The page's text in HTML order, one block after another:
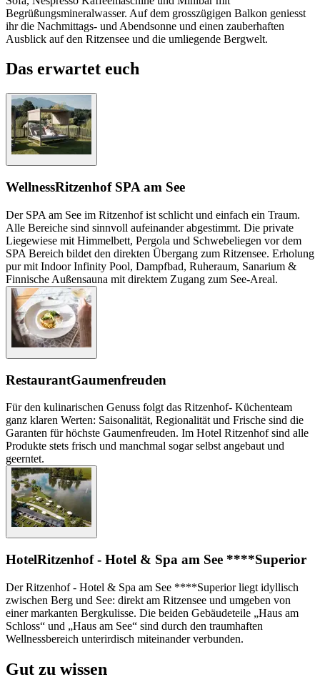
Begrüßungsmineralwasser. Auf dem grosszügigen Balkon geniesst
ihr die Nachmittags- und Abendsonne und einen zauberhaften
Ausblick auf den Ritzensee und die umliegende Bergwelt.
Das erwartet euch
WellnessRitzenhof SPA am See
Der SPA am See im Ritzenhof ist schlicht und einfach ein Traum.
Alle Bereiche sind sinnvoll aufeinander abgestimmt. Die private
Liegewiese mit Himmelbett, Pergola und Schwebeliegen vor dem
SPA Bereich bildet den direkten Übergang zum Ritzensee. Erholung
pur mit Indoor Infinity Pool, Dampfbad, Ruheraum, Sanarium &
Finnische Außensauna mit direktem Zugang zum See-Areal.
RestaurantGaumenfreuden
Für den kulinarischen Genuss folgt das Ritzenhof- Küchenteam
ganz klaren Werten: Saisonalität, Regionalität und Frische sind die
Garanten für höchste Gaumenfreuden. Im Hotel Ritzenhof sind alle
Produkte stets frisch und manchmal sogar selbst angebaut und
geerntet.
HotelRitzenhof - Hotel & Spa am See ****Superior
Der Ritzenhof - Hotel & Spa am See ****Superior liegt idyllisch
zwischen Berg und See: direkt am Ritzensee und umgeben von
einer markanten Bergkulisse. Die beiden Gebäudeteile „Haus am
Schloss“ und „Haus am See“ sind durch den traumhaften
Wellnessbereich unterirdisch miteinander verbunden.
Gut zu wissen